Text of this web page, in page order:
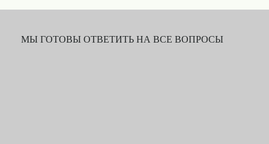
МЫ ГОТОВЫ ОТВЕТИТЬ НА ВСЕ ВОПРОСЫ